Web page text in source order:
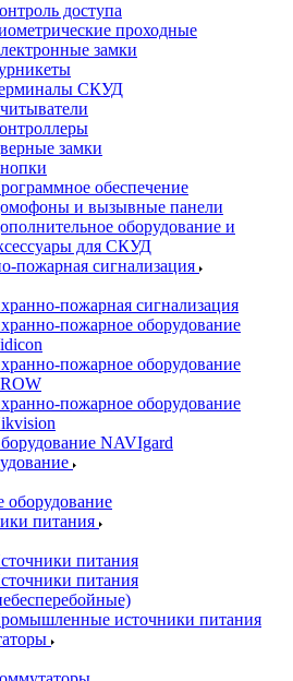
доступа
проходные
замки
СКУД
замки
обеспечение
и вызывные панели
оборудование и
для СКУД
пожарная сигнализация
пожарная сигнализация
пожарное оборудование
пожарное оборудование
пожарное оборудование
NAVIgard
оборудование
питания
питания
питания
источники питания